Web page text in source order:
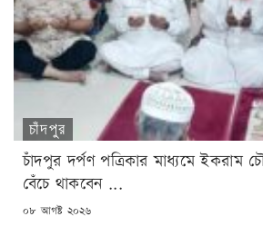
চাঁদপুর
চাঁদপুর দর্পণ পত্রিকার মাধ্যমে ইকরাম
বেঁচে থাকবেন ...
POSTED
০৮ আগষ্ট ২০২৬